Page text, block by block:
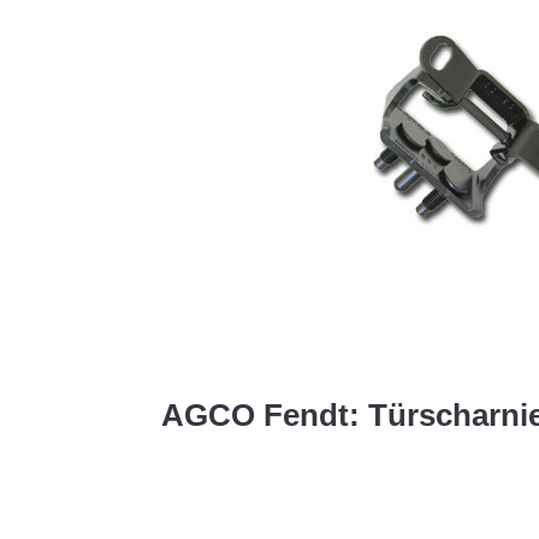
AGCO Fendt: